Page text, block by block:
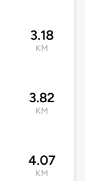
3.18
KM
3.82
KM
4.07
KM